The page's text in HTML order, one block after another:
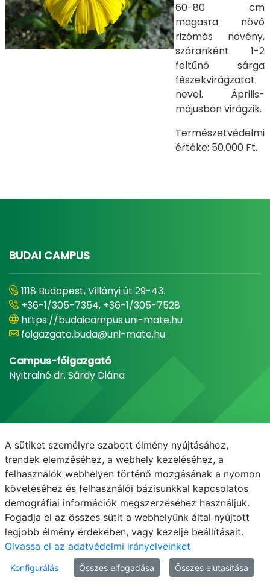
60-80 cm
magasra növő
rizómás növény,
száranként 1-2
feltűnő sárga
fészekvirágzatot
nevel. Április-
májusban virágzik.
Természetvédelmi
értéke: 50.000 Ft.
BUDAI CAMPUS
1118 Budapest, Villányi út 29-43.
+36-1/305-7354, +36-1/305-7528
https://budaicampus.uni-mate.hu
foigazgato.buda@uni-mate.hu
Campus-főigazgató
Nyitrainé dr. Sárdy Diána
E-mail Telefonkönyv NEPTUN E-learning
© MATE 2021
A sütiket személyre szabott élmény nyújtásához,
trendek elemzéséhez, a webhely kezeléséhez, a
felhasználók webhelyen történő mozgásának a nyomon
követéséhez és felhasználói bázisunkkal kapcsolatos
demográfiai információk megszerzéséhez használjuk.
Fogadja el az összes sütit a webhelyünk által nyújtott
legjobb élmény érdekében, vagy kezelje beállításait.
Olvassa el az adatvédelmi irányelveinket
Konfigurálás Összes elfogadása Összes elutasítása